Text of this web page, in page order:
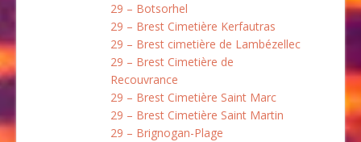
29 – Botsorhel
29 – Brest Cimetière Kerfautras
29 – Brest cimetière de Lambézellec
29 – Brest Cimetière de
Recouvrance
29 – Brest Cimetière Saint Marc
29 – Brest Cimetière Saint Martin
29 – Brignogan-Plage